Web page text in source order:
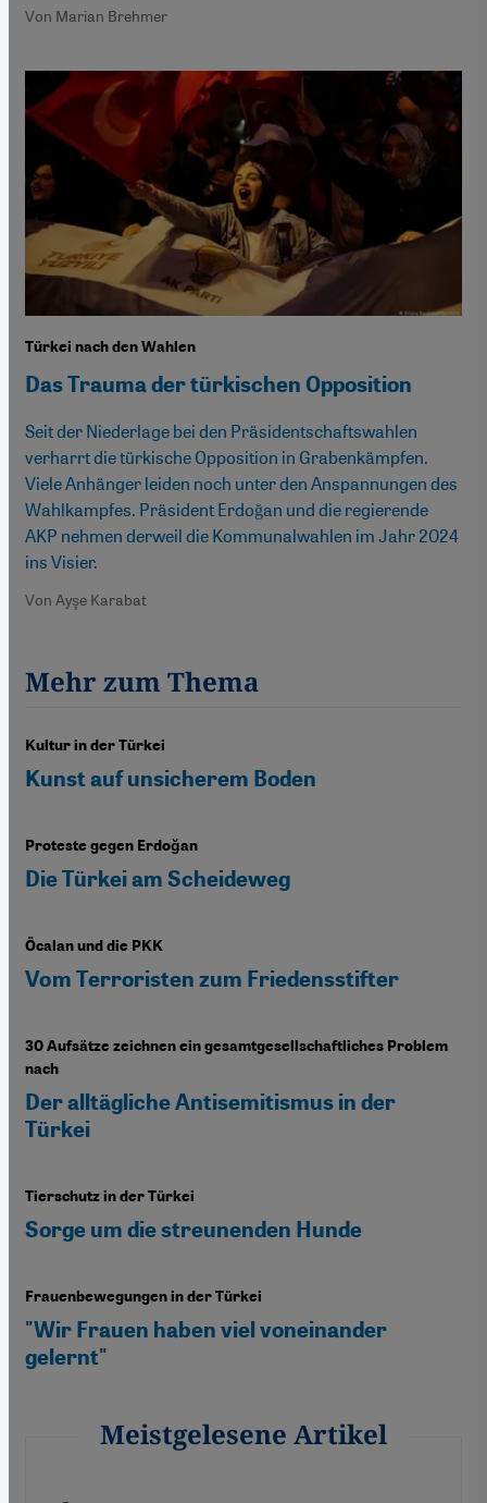
Von Marian Brehmer
Türkei nach den Wahlen
Das Trauma der türkischen Opposition
Seit der Niederlage bei den Präsidentschaftswahlen
verharrt die türkische Opposition in Grabenkämpfen.
Viele Anhänger leiden noch unter den Anspannungen des
Wahlkampfes. Präsident Erdoğan und die regierende
AKP nehmen derweil die Kommunalwahlen im Jahr 2024
ins Visier.
Von Ayşe Karabat
Mehr zum Thema
Kultur in der Türkei
Kunst auf unsicherem Boden
Proteste gegen Erdoğan
Die Türkei am Scheideweg
Öcalan und die PKK
Vom Terroristen zum Friedensstifter
30 Aufsätze zeichnen ein gesamtgesellschaftliches Problem
nach
Der alltägliche Antisemitismus in der
Türkei
Tierschutz in der Türkei
Sorge um die streunenden Hunde
Frauenbewegungen in der Türkei
"Wir Frauen haben viel voneinander
gelernt"
Meistgelesene Artikel